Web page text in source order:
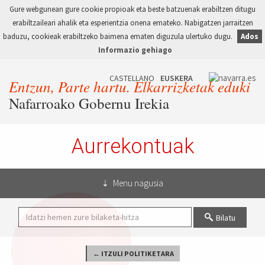
Gure webgunean gure cookie propioak eta beste batzuenak erabiltzen ditugu
erabiltzaileari ahalik eta esperientzia onena emateko. Nabigatzen jarraitzen
baduzu, cookieak erabiltzeko baimena ematen diguzula ulertuko dugu.
Ados
Informazio gehiago
Entzun, Parte hartu. Elkarrizketak eduki
Nafarroako Gobernu Irekia
Aurrekontuak
Menu nagusia
Bilatu
← ITZULI POLITIKETARA